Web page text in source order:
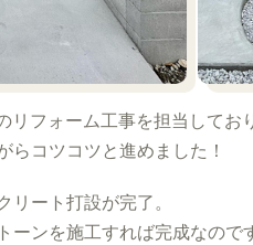
リフォーム工事を担当してお
らコツコツと進めました！
リート打設が完了。
ーンを施工すれば完成なの